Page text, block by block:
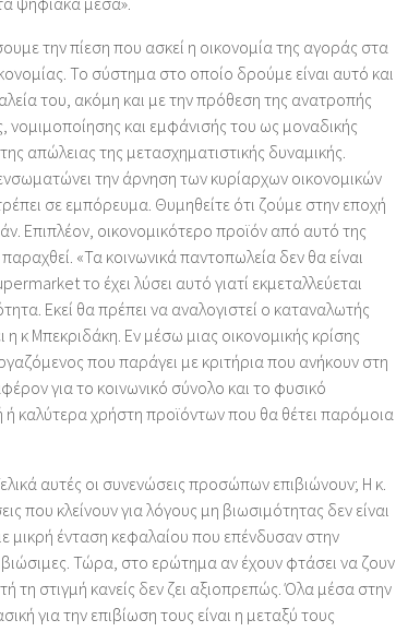
την πίεση που ασκεί η οικονομία της αγοράς στα
Το σύστημα στο οποίο δρούμε είναι αυτό και
του, ακόμη και με την πρόθεση της ανατροπής
νομιμοποίησης και εμφάνισής του ως μοναδικής
απώλειας της μετασχηματιστικής δυναμικής.
την άρνηση των κυρίαρχων οικονομικών
σε εμπόρευμα. Θυμηθείτε ότι ζούμε στην εποχή
Επιπλέον, οικονομικότερο προϊόν από αυτό της
«Τα κοινωνικά παντοπωλεία δεν θα είναι
το έχει λύσει αυτό γιατί εκμεταλλεύεται
Εκεί θα πρέπει να αναλογιστεί ο καταναλωτής
η κ Μπεκριδάκη. Εν μέσω μιας οικονομικής κρίσης
που παράγει με κριτήρια που ανήκουν στη
για το κοινωνικό σύνολο και το φυσικό
καλύτερα χρήστη προϊόντων που θα θέτει παρόμοια
αυτές οι συνενώσεις προσώπων επιβιώνουν; Η κ.
που κλείνουν για λόγους μη βιωσιμότητας δεν είναι
μικρή ένταση κεφαλαίου που επένδυσαν στην
Τώρα, στο ερώτημα αν έχουν φτάσει να ζουν
τη στιγμή κανείς δεν ζει αξιοπρεπώς. Όλα μέσα στην
για την επιβίωση τους είναι η μεταξύ τους